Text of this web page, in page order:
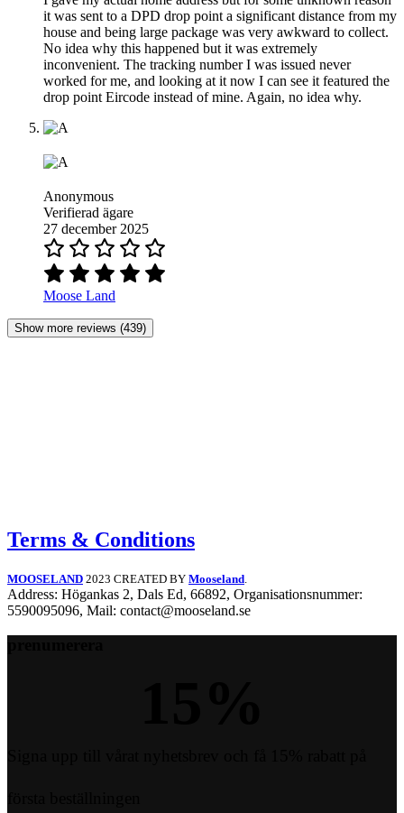
it was sent to a DPD drop point a significant distance from my
house and being large package was very awkward to collect.
No idea why this happened but it was extremely
inconvenient. The tracking number I was issued never
worked for me, and looking at it now I can see it featured the
drop point Eircode instead of mine. Again, no idea why.
Anonymous
Verifierad ägare
27 december 2025
Moose Land
Show more reviews (439)
Terms & Conditions
MOOSELAND 2023 CREATED BY Mooseland
Address: Högankas 2, Dals Ed, 66892, Organisationsnummer:
5590095096, Mail: contact@mooseland.se